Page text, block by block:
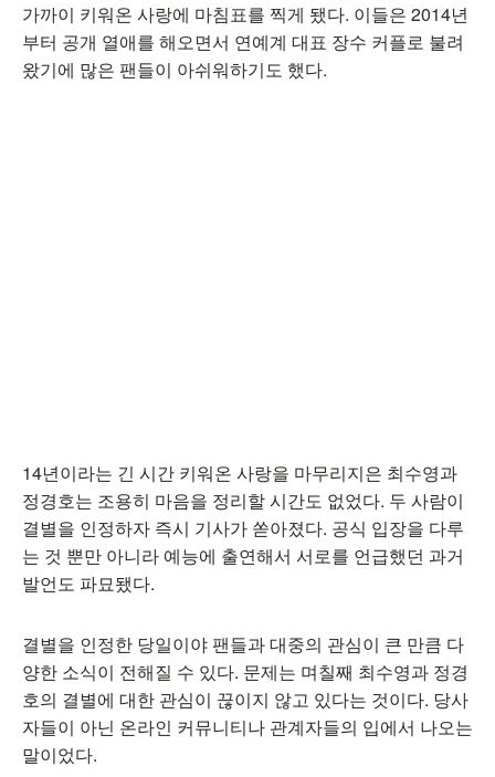
가까이 키워온 사랑에 마침표를 찍게 됐다. 이들은 2014년
부터 공개 열애를 해오면서 연예계 대표 장수 커플로 불려
왔기에 많은 팬들이 아쉬워하기도 했다.
14년이라는 긴 시간 키워온 사랑을 마무리지은 최수영과
정경호는 조용히 마음을 정리할 시간도 없었다. 두 사람이
결별을 인정하자 즉시 기사가 쏟아졌다. 공식 입장을 다루
는 것 뿐만 아니라 예능에 출연해서 서로를 언급했던 과거
발언도 파묘됐다.
결별을 인정한 당일이야 팬들과 대중의 관심이 큰 만큼 다
양한 소식이 전해질 수 있다. 문제는 며칠째 최수영과 정경
호의 결별에 대한 관심이 끊이지 않고 있다는 것이다. 당사
자들이 아닌 온라인 커뮤니티나 관계자들의 입에서 나오는
말이었다.